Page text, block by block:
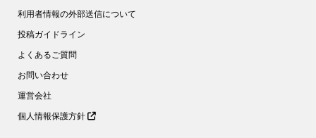
利用者情報の外部送信について
投稿ガイドライン
よくあるご質問
お問い合わせ
運営会社
個人情報保護方針